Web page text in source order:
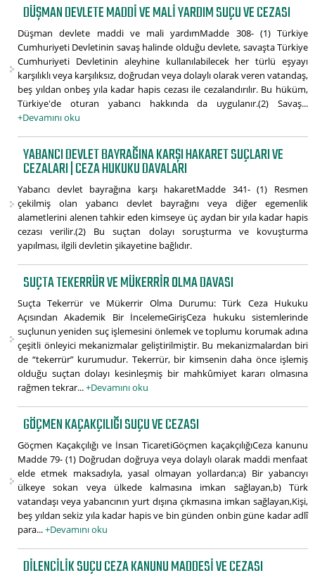
DÜŞMAN DEVLETE MADDI VE MALI YARDIM SUÇU VE CEZASI
Düşman devlete maddi ve mali yardımMadde 308- (1) Türkiye
Cumhuriyeti Devletinin savaş halinde olduğu devlete, savaşta Türkiye
Cumhuriyeti Devletinin aleyhine kullanılabilecek her türlü eşyayı
karşılıklı veya karşılıksız, doğrudan veya dolaylı olarak veren vatandaş,
beş yıldan onbeş yıla kadar hapis cezası ile cezalandırılır. Bu hüküm,
Türkiye'de oturan yabancı hakkında da uygulanır.(2) Savaş...
+Devamını oku
YABANCI DEVLET BAYRAĞINA KARŞI HAKARET SUÇLARI VE
CEZALARI | CEZA HUKUKU DAVALARI
Yabancı devlet bayrağına karşı hakaretMadde 341- (1) Resmen
çekilmiş olan yabancı devlet bayrağını veya diğer egemenlik
alametlerini alenen tahkir eden kimseye üç aydan bir yıla kadar hapis
cezası verilir.(2) Bu suçtan dolayı soruşturma ve kovuşturma
yapılması, ilgili devletin şikayetine bağlıdır.
SUÇTA TEKERRÜR VE MÜKERRIR OLMA DAVASI
Suçta Tekerrür ve Mükerrir Olma Durumu: Türk Ceza Hukuku
Açısından Akademik Bir İncelemeGirişCeza hukuku sistemlerinde
suçlunun yeniden suç işlemesini önlemek ve toplumu korumak adına
çeşitli önleyici mekanizmalar geliştirilmiştir. Bu mekanizmalardan biri
de “tekerrür” kurumudur. Tekerrür, bir kimsenin daha önce işlemiş
olduğu suçtan dolayı kesinleşmiş bir mahkûmiyet kararı olmasına
rağmen tekrar...+Devamını oku
GÖÇMEN KAÇAKÇILIĞI SUÇU VE CEZASI
Göçmen Kaçakçılığı ve İnsan TicaretiGöçmen kaçakçılığıCeza kanunu
Madde 79- (1) Doğrudan doğruya veya dolaylı olarak maddi menfaat
elde etmek maksadıyla, yasal olmayan yollardan;a) Bir yabancıyı
ülkeye sokan veya ülkede kalmasına imkan sağlayan,b) Türk
vatandaşı veya yabancının yurt dışına çıkmasına imkan sağlayan,Kişi,
beş yıldan sekiz yıla kadar hapis ve bin günden onbin güne kadar adlî
para...+Devamını oku
DILENCILIK SUÇU CEZA KANUNU MADDESI VE CEZASI